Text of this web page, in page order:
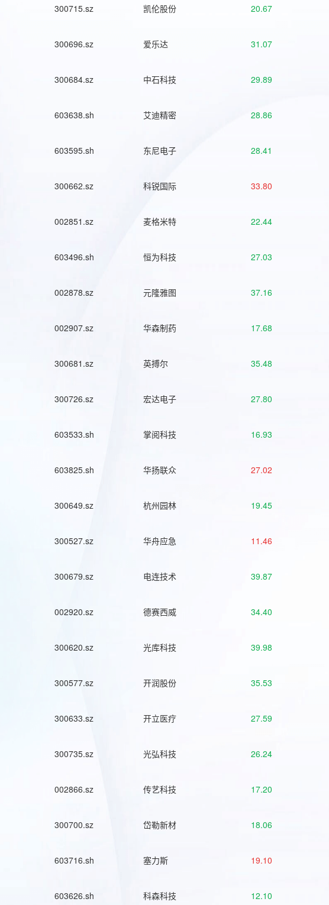
300715.sz 凯伦股份 20.67
300696.sz 爱乐达 31.07
300684.sz 中石科技 29.89
603638.sh 艾迪精密 28.86
603595.sh 东尼电子 28.41
300662.sz 科锐国际 33.80
002851.sz 麦格米特 22.44
603496.sh 恒为科技 27.03
002878.sz 元隆雅图 37.16
002907.sz 华森制药 17.68
300681.sz 英搏尔 35.48
300726.sz 宏达电子 27.80
603533.sh 掌阅科技 16.93
603825.sh 华扬联众 27.02
300649.sz 杭州园林 19.45
300527.sz 华舟应急 11.46
300679.sz 电连技术 39.87
002920.sz 德赛西威 34.40
300620.sz 光库科技 39.98
300577.sz 开润股份 35.53
300633.sz 开立医疗 27.59
300735.sz 光弘科技 26.24
002866.sz 传艺科技 17.20
300700.sz 岱勒新材 18.06
603716.sh 塞力斯 19.10
603626.sh 科森科技 12.10